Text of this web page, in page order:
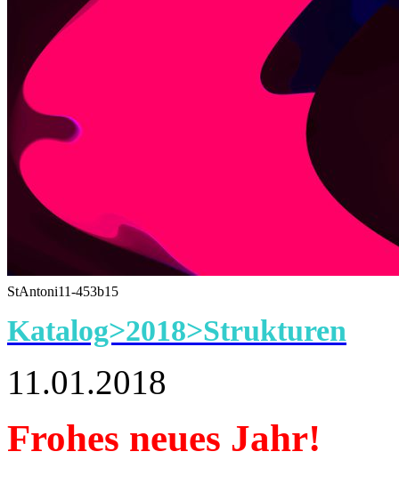
StAntoni11-453b15
Katalog>2018>Strukturen
11.01.2018
Frohes neues Jahr!